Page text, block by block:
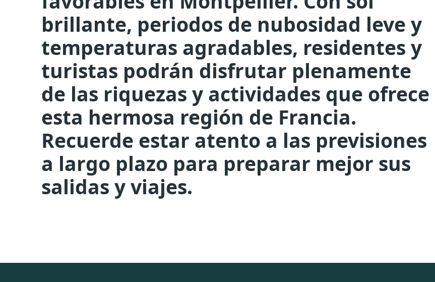
brillante, periodos de nubosidad leve y
temperaturas agradables, residentes y
turistas podrán disfrutar plenamente
de las riquezas y actividades que ofrece
esta hermosa región de Francia.
Recuerde estar atento a las previsiones
a largo plazo para preparar mejor sus
salidas y viajes.